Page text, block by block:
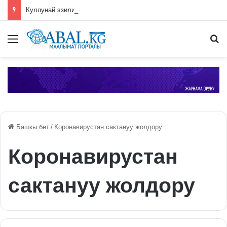
Меню
Башкы бет / Коронавирустан сактануу жолдору
Коронавирустан
сактануу жолдору